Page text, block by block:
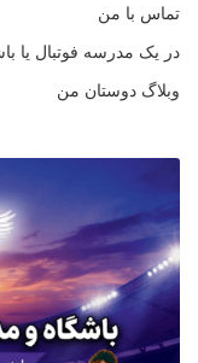
تماس با من
در یک مدرسه فوتبال یا
وبلاگ دوستان من